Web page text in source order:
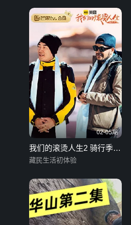
02-05期
我们的滚烫人生2 骑行季
会员加更版
藏民生活初体验